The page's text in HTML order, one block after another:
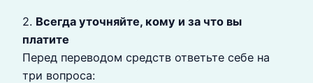
2. Всегда уточняйте, кому и за что вы
платите
Перед переводом средств ответьте себе на
три вопроса: